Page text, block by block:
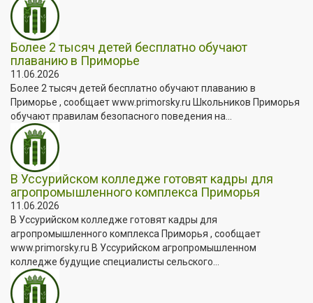
Более 2 тысяч детей бесплатно обучают
плаванию в Приморье
11.06.2026
Более 2 тысяч детей бесплатно обучают плаванию в
Приморье , сообщает www.primorsky.ru Школьников Приморья
обучают правилам безопасного поведения на...
В Уссурийском колледже готовят кадры для
агропромышленного комплекса Приморья
11.06.2026
В Уссурийском колледже готовят кадры для
агропромышленного комплекса Приморья , сообщает
www.primorsky.ru В Уссурийском агропромышленном
колледже будущие специалисты сельского...